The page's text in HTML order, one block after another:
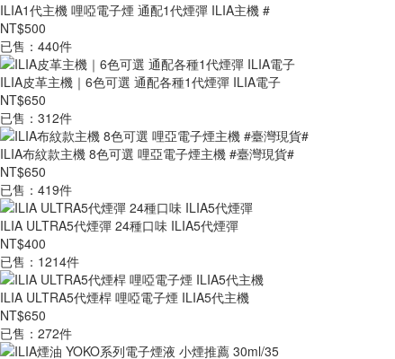
ILIA1代主機 哩啞電子煙 通配1代煙彈 ILIA主機 #
NT$500
已售：440件
ILIA皮革主機｜6色可選 通配各種1代煙彈 ILIA電子
NT$650
已售：312件
ILIA布紋款主機 8色可選 哩亞電子煙主機 #臺灣現貨#
NT$650
已售：419件
ILIA ULTRA5代煙彈 24種口味 ILIA5代煙彈
NT$400
已售：1214件
ILIA ULTRA5代煙桿 哩啞電子煙 ILIA5代主機
NT$650
已售：272件